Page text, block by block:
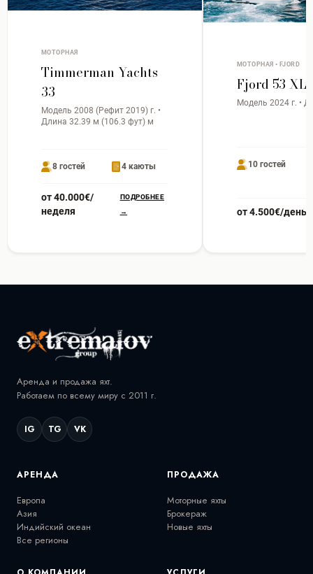
МОТОРНАЯ
Timmerman Yachts
33
Модель 2008 (Рефит 2019) г. •
Длина 32.39 м (106.3 фут) м
8 гостей 4 каюты
от 40.000€/
неделя
ПОДРОБНЕЕ
→
МОТОРНАЯ • FJORD
Fjord 53 XL
Модель 2024 г. •
10 гостей
от 4.500€/день
Аренда и продажа яхт.
Работаем по всему миру с 2011 г.
IG TG VK
АРЕНДА
Европа
Азия
Индийский океан
Все регионы
ПРОДАЖА
Моторные яхты
Брокераж
Новые яхты